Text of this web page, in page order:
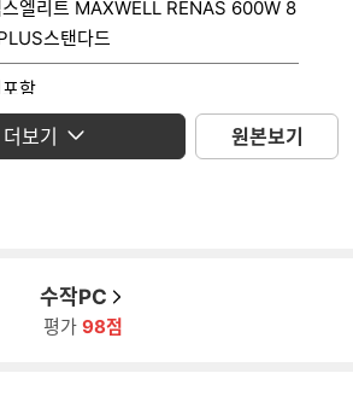
스엘리트 MAXWELL RENAS 600W 8
스탠다드
함
함
보기 원본보기
수작PC
평가 98점